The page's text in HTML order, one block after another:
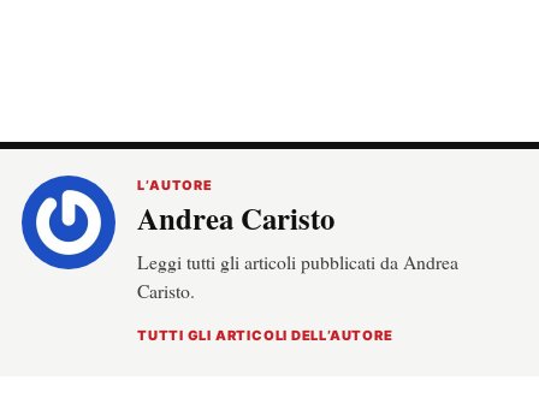
L’AUTORE
Andrea Caristo
Leggi tutti gli articoli pubblicati da Andrea
Caristo.
TUTTI GLI ARTICOLI DELL’AUTORE